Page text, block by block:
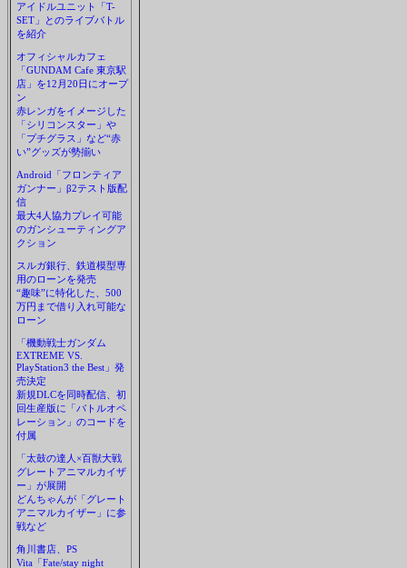
アイドルユニット「T-
SET」とのライブバトル
を紹介
オフィシャルカフェ
「GUNDAM Cafe 東京駅
店」を12月20日にオープ
ン
赤レンガをイメージした
「シリコンスター」や
「プチグラス」など“赤
い”グッズが勢揃い
Android「フロンティア
ガンナー」β2テスト版配
信
最大4人協力プレイ可能
のガンシューティングア
クション
スルガ銀行、鉄道模型専
用のローンを発売
“趣味”に特化した、500
万円まで借り入れ可能な
ローン
「機動戦士ガンダム
EXTREME VS.
PlayStation3 the Best」発
売決定
新規DLCを同時配信、初
回生産版に「バトルオペ
レーション」のコードを
付属
「太鼓の達人×百獣大戦
グレートアニマルカイザ
ー」が展開
どんちゃんが「グレート
アニマルカイザー」に参
戦など
角川書店、PS
Vita「Fate/stay night